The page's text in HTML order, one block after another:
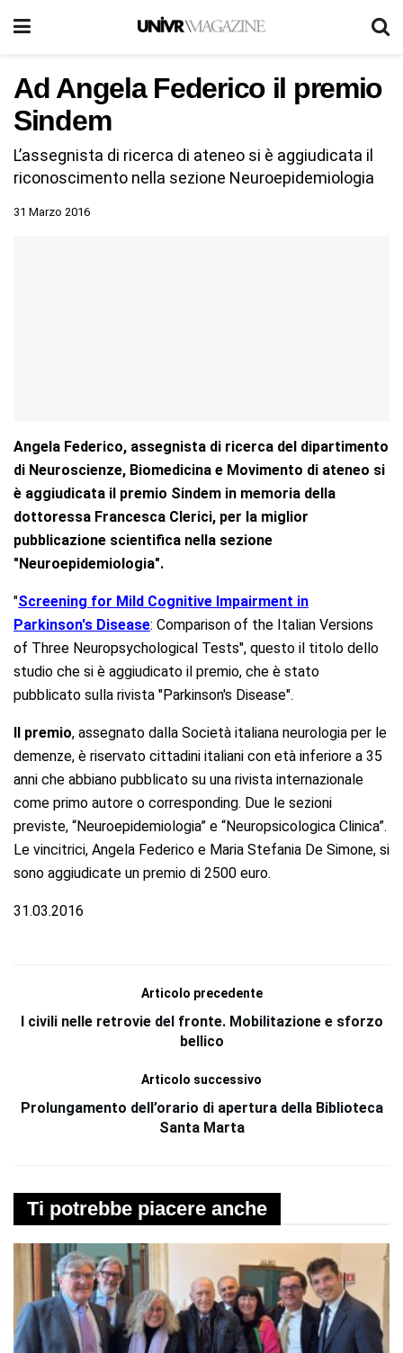
Ad Angela Federico il premio
Sindem
L’assegnista di ricerca di ateneo si è aggiudicata il
riconoscimento nella sezione Neuroepidemiologia
31 Marzo 2016
Angela Federico, assegnista di ricerca del dipartimento
di Neuroscienze, Biomedicina e Movimento di ateneo si
è aggiudicata il premio Sindem in memoria della
dottoressa Francesca Clerici, per la miglior
pubblicazione scientifica nella sezione
"Neuroepidemiologia".
"Screening for Mild Cognitive Impairment in
Parkinson's Disease: Comparison of the Italian Versions
of Three Neuropsychological Tests", questo il titolo dello
studio che si è aggiudicato il premio, che è stato
pubblicato sulla rivista "Parkinson's Disease".
Il premio, assegnato dalla Società italiana neurologia per le
demenze, è riservato cittadini italiani con età inferiore a 35
anni che abbiano pubblicato su una rivista internazionale
come primo autore o corresponding. Due le sezioni
previste, “Neuroepidemiologia” e “Neuropsicologica Clinica”.
Le vincitrici, Angela Federico e Maria Stefania De Simone, si
sono aggiudicate un premio di 2500 euro.
31.03.2016
Articolo precedente
I civili nelle retrovie del fronte. Mobilitazione e sforzo
bellico
Articolo successivo
Prolungamento dell’orario di apertura della Biblioteca
Santa Marta
Ti potrebbe piacere anche